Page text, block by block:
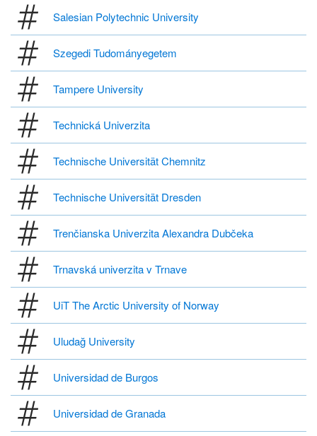
Salesian Polytechnic University
Szegedi Tudományegetem
Tampere University
Technická Univerzita
Technische Universität Chemnitz
Technische Universität Dresden
Trenčianska Univerzita Alexandra Dubčeka
Trnavská univerzita v Trnave
UiT The Arctic University of Norway
Uludağ University
Universidad de Burgos
Universidad de Granada